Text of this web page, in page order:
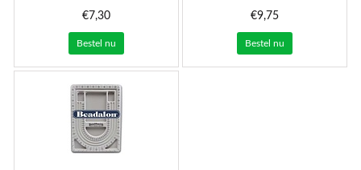
€7,30
Bestel nu
€9,75
Bestel nu